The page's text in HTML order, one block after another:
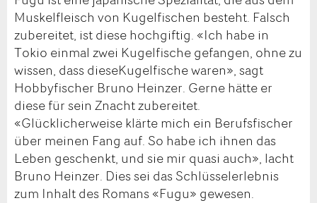
Muskelfleisch von Kugelfischen besteht. Falsch
zubereitet, ist diese hochgiftig. «Ich habe in
Tokio einmal zwei Kugelfische gefangen, ohne zu
wissen, dass dieseKugelfische waren», sagt
Hobbyfischer Bruno Heinzer. Gerne hätte er
diese für sein Znacht zubereitet.
«Glücklicherweise klärte mich ein Berufsfischer
über meinen Fang auf. So habe ich ihnen das
Leben geschenkt, und sie mir quasi auch», lacht
Bruno Heinzer. Dies sei das Schlüsselerlebnis
zum Inhalt des Romans «Fugu» gewesen.